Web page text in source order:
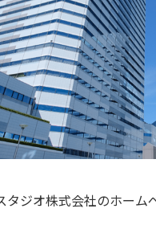
タジオ株式会社のホー